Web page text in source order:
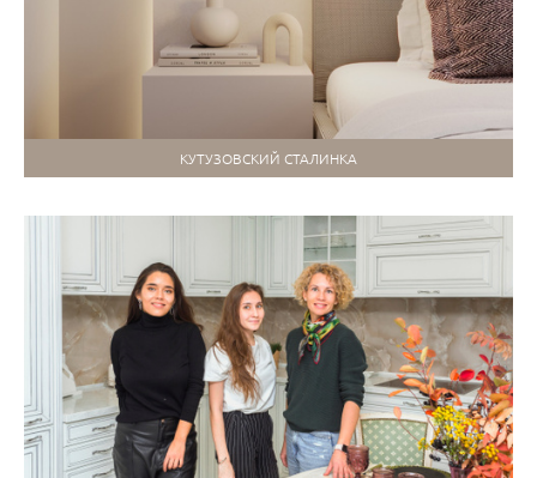
КУТУЗОВСКИЙ СТАЛИНКА